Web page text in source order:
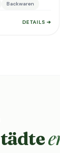
Backwaren
DETAILS ➔